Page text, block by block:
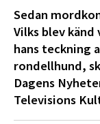
Sedan
Vilks blev
hans teckning
rondellhund,
Dagens
Televisions